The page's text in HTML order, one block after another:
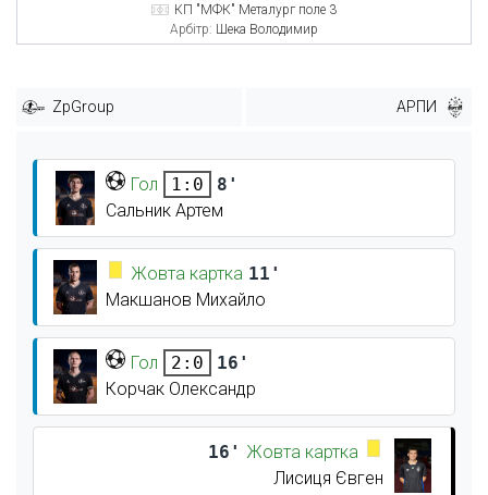
КП "МФК" Металург поле 3
Арбітр: Шека Володимир
ZpGroup АРПИ
Гол 1:0
8'
Сальник Артем
Жовта картка 11'
Макшанов Михайло
Гол 2:0
16'
Корчак Олександр
16' Жовта картка
Лисиця Євген